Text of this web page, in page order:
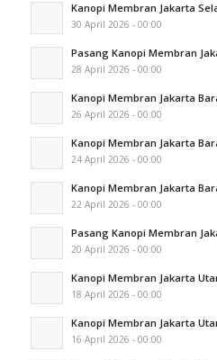
Kanopi Membran Jakarta
30 April 2026 - 00:00
Pasang Kanopi Membran
28 April 2026 - 00:00
Kanopi Membran Jakarta
26 April 2026 - 00:00
Kanopi Membran Jakarta
24 April 2026 - 00:00
Kanopi Membran Jakarta
22 April 2026 - 00:00
Pasang Kanopi Membran
20 April 2026 - 00:00
Kanopi Membran Jakarta
18 April 2026 - 00:00
Kanopi Membran Jakarta
16 April 2026 - 00:00